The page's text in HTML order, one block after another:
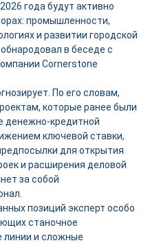
года будут активно
промышленности,
и развитии городской
в беседе с
Cornerstone
По его словам,
которые ранее были
денежно-кредитной
ключевой ставки,
для открытия
и расширения деловой
за собой
позиций эксперт особо
станочное
линии и сложные